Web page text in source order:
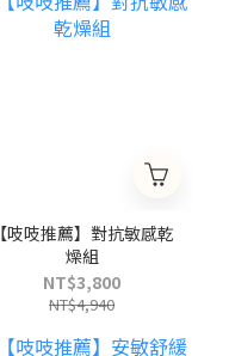
【吱吱推薦】對抗敏感乾
燥組
NT$3,800
NT$4,940